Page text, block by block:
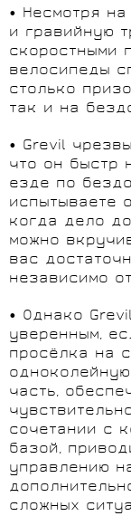
• Несмотря
и гравийную
скоростными
велосипеды
столько
так и на
• Grevil
что он быстр
езде по
испытываете
когда дело
можно
вас
независимо
• Однако
уверенным,
просёлка на
часть,
сочетании с
базой,
управлению
сложных